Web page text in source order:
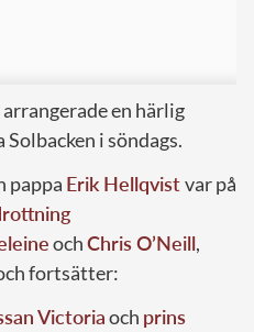
en härlig
i söndags.
pappa Erik Hellqvistvar på
ochChris O’Neill,
fortsätter:
Victoriaoch prins